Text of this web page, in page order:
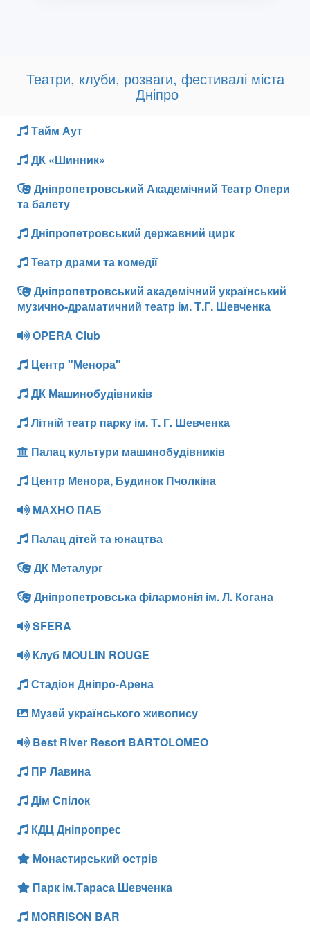
Театри, клуби, розваги, фестивалі міста
Дніпро
Тайм Аут
ДК «Шинник»
Дніпропетровський Академічний Театр Опери
та балету
Дніпропетровський державний цирк
Театр драми та комедії
Дніпропетровський академічний український
музично-драматичний театр ім. Т.Г. Шевченка
OPERA Club
Центр "Менора"
ДК Машинобудівників
Літній театр парку ім. Т. Г. Шевченка
Палац культури машинобудівників
Центр Менора, Будинок Пчолкіна
МАХНО ПАБ
Палац дітей та юнацтва
ДК Металург
Дніпропетровська філармонія ім. Л. Когана
SFERA
Клуб MOULIN ROUGE
Стадіон Дніпро-Арена
Музей українського живопису
Best River Resort BARTOLOMEO
ПР Лавина
Дім Спілок
КДЦ Дніпропрес
Монастирський острів
Парк ім.Тараса Шевченка
MORRISON BAR